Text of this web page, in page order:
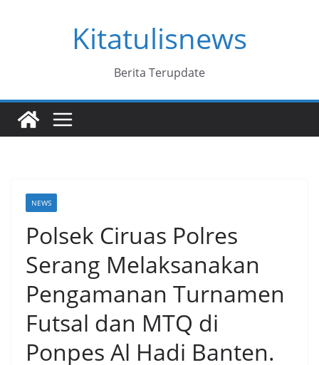
Kitatulisnews
Berita Terupdate
NEWS
Polsek Ciruas Polres
Serang Melaksanakan
Pengamanan Turnamen
Futsal dan MTQ di
Ponpes Al Hadi Banten.